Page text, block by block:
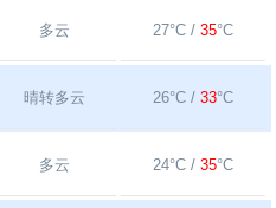
多云 27°C / 35°C
晴转多云 26°C / 33°C
多云 24°C / 35°C